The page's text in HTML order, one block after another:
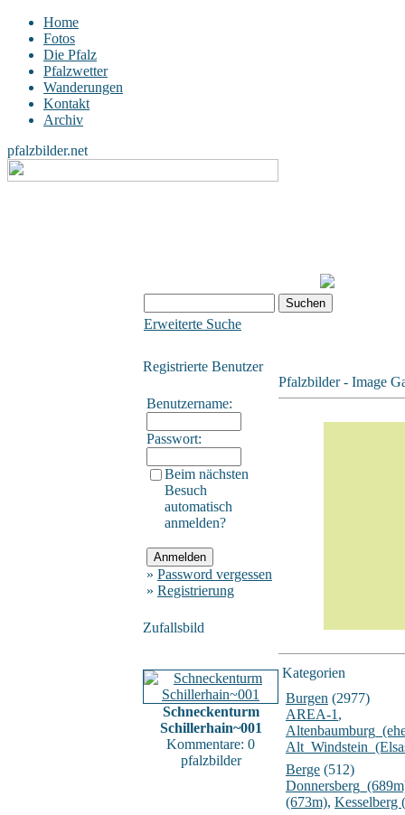
Home
Fotos
Die Pfalz
Pfalzwetter
Wanderungen
Kontakt
Archiv
pfalzbilder.net
Erweiterte Suche
Registrierte Benutzer
Benutzername:
Passwort:
Beim nächsten
Besuch
automatisch
anmelden?
» Password vergessen
» Registrierung
Zufallsbild
Schneckenturm
Schillerhain~001
Kommentare: 0
pfalzbilder
Pfalzbilder - Image
Kategorien
Burgen (2977)
AREA-1 ,
Berge (512)
(673m), Kesselberg